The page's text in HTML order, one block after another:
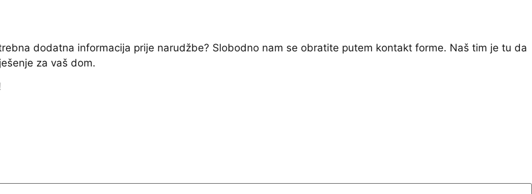
dodatna informacija prije narudžbe? Slobodno nam se obratite putem kontakt forme. Naš tim je tu da
za vaš dom.